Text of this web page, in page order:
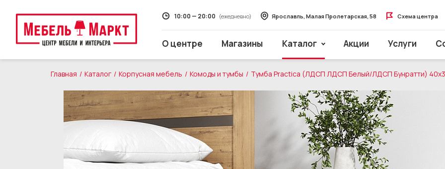
О центре Магазины
Распродажа
Мягкая мебель
Корпусная мебель
Каталог Акции Услуги
10:00 — 20:00 (ежедневно) Ярославль, Малая Пролетарская, 58 Схема центра
Главная Каталог Корпусная мебель Комоды и тумбы Тумба Practica (ЛДСП ЛДСП Белый/ЛДСП Бунратти)